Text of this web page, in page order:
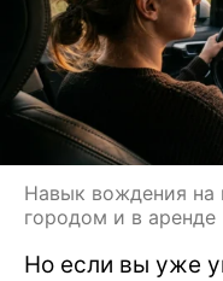
Навык вождения на
городом и в аренде
Но если вы уже